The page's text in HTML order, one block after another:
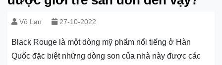
Võ Lan 27-10-2022
Black Rouge là một dòng mỹ phẩm nổi tiếng ở Hàn
Quốc đặc biệt những dòng son của nhà này được các